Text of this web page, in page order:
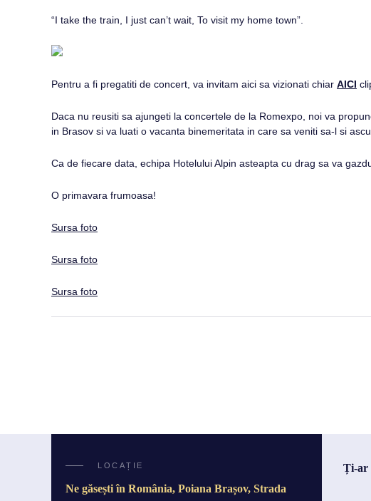
“I take the train, I just can’t wait, To visit my home town”.
Pentru a fi pregatiti de concert, va invitam aici sa vizionati chiar AICI
Daca nu reusiti sa ajungeti la concertele de la Romexpo, noi va
in Brasov si va luati o vacanta binemeritata in care sa veniti sa-l si
Ca de fiecare data, echipa Hotelului Alpin asteapta cu drag sa va
O primavara frumoasa!
Sursa foto
Sursa foto
Sursa foto
LOCAȚIE
Ne găsești în România, Poiana Brașov, Strada
Ți-ar